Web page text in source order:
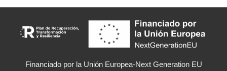
Financiado por la Unión Europea-Next Generation EU